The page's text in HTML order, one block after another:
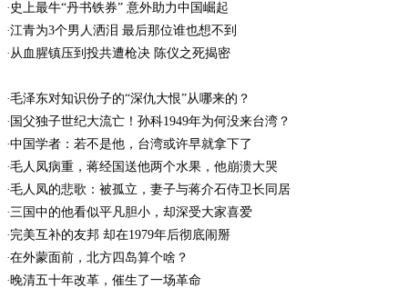
史上最牛“丹书铁券” 意外助力中国崛起
江青为3个男人洒泪 最后那位谁也想不到
从血腥镇压到投共遭枪决 陈仪之死揭密
毛泽东对知识份子的“深仇大恨”从哪来的？
国父独子世纪大流亡！孙科1949年为何没来台湾？
中国学者：若不是他，台湾或许早就拿下了
毛人凤病重，蒋经国送他两个水果，他崩溃大哭
毛人凤的悲歌：被孤立，妻子与蒋介石侍卫长同居
三国中的他看似平凡胆小，却深受大家喜爱
完美互补的友邦 却在1979年后彻底闹掰
在外蒙面前，北方四岛算个啥？
晚清五十年改革，催生了一场革命